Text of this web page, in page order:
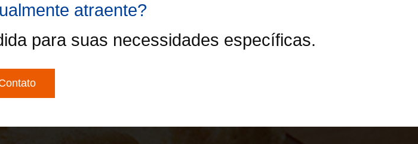
atraente?
para suas necessidades específicas.